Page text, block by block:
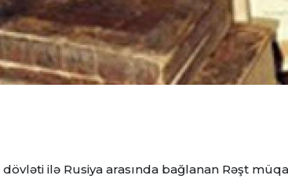
dövləti ilə Rusiya arasında bağlanan Rəşt